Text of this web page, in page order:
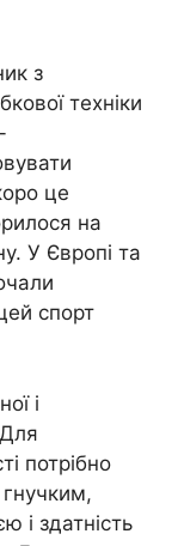
з
техніки
це
на
У Європі та
спорт
і
Для
потрібно
і здатність